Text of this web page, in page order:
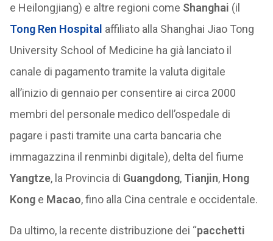
e Heilongjiang) e altre regioni come Shanghai (il
Tong Ren Hospital affiliato alla Shanghai Jiao Tong
University School of Medicine ha già lanciato il
canale di pagamento tramite la valuta digitale
all’inizio di gennaio per consentire ai circa 2000
membri del personale medico dell’ospedale di
pagare i pasti tramite una carta bancaria che
immagazzina il renminbi digitale), delta del fiume
Yangtze, la Provincia di Guangdong, Tianjin, Hong
Konge Macao, fino alla Cina centrale e occidentale.
Da ultimo, la recente distribuzione dei “pacchetti